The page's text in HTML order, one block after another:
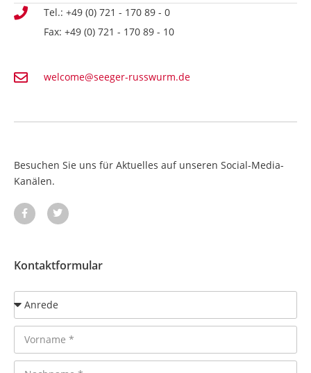
Tel.: +49 (0) 721 - 170 89 - 0
Fax: +49 (0) 721 - 170 89 - 10
welcome@seeger-russwurm.de
Besuchen Sie uns für Aktuelles auf unseren Social-Media-
Kanälen.
Kontaktformular